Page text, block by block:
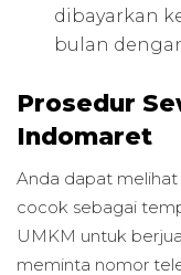
dibayarkan
bulan
Prosedur
Indomaret
Anda dapat
cocok sebagai
UMKM untuk
meminta nomor